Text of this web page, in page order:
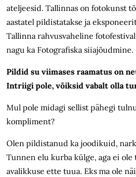
ateljeesid. Tallinnas on fotokunst
aastatel pildistatakse ja
Tallinna rahvusvaheline
nagu ka Fotografiska siiajõudmine.
Pildid su viimases raamatus on
Intriigi pole, võiksid vabalt olla
Mul pole midagi sellist pähegi
kompliment?
Olen pildistanud ka joodikuid,
Tunnen elu kurba külge, aga ei
avalikkuse ette tuua. Eks ma ole